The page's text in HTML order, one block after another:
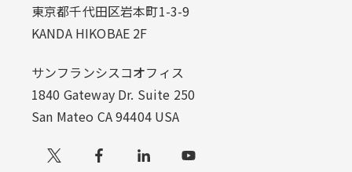
東京都千代田区岩本町1-3-9
KANDA HIKOBAE 2F
サンフランシスコオフィス
1840 Gateway Dr. Suite 250
San Mateo CA 94404 USA
Xでフォローする